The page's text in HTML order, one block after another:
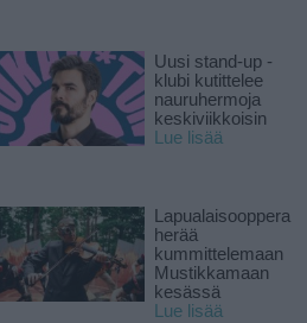
Uusi stand-up -
klubi kutittelee
nauruhermoja
keskiviikkoisin
Lue lisää
Lapualaisooppera
herää
kummittelemaan
Mustikkamaan
kesässä
Lue lisää